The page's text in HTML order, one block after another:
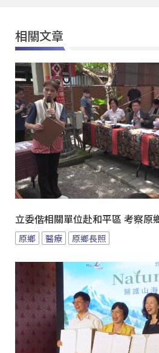
相關文章
立委偕相關單位赴和平區 考察原
原鄉 醫療 原鄉長照